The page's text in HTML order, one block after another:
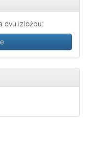
ovu izložbu: